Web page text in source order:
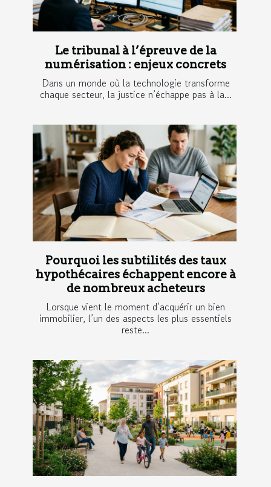
Le tribunal à l’épreuve de la
numérisation : enjeux concrets
Dans un monde où la technologie transforme
chaque secteur, la justice n’échappe pas à la...
Pourquoi les subtilités des taux
hypothécaires échappent encore à
de nombreux acheteurs
Lorsque vient le moment d’acquérir un bien
immobilier, l’un des aspects les plus essentiels
reste...